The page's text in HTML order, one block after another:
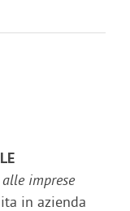
imprese
in azienda